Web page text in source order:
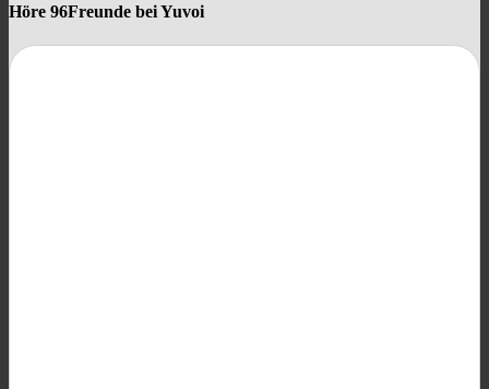
Höre 96Freunde bei Yuvoi